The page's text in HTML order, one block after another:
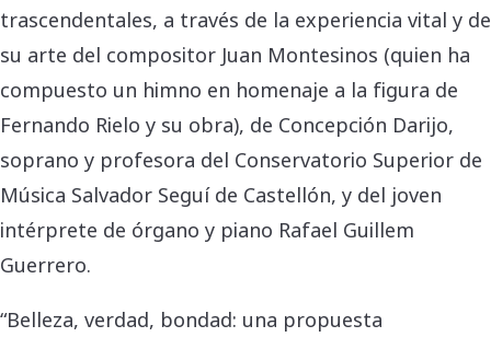
trascendentales, a través de la experiencia vital y de
su arte del compositor Juan Montesinos (quien ha
compuesto un himno en homenaje a la figura de
Fernando Rielo y su obra), de Concepción Darijo,
soprano y profesora del Conservatorio Superior de
Música Salvador Seguí de Castellón, y del joven
intérprete de órgano y piano Rafael Guillem
Guerrero.
“Belleza, verdad, bondad: una propuesta